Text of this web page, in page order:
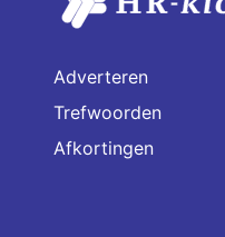
Adverteren
Trefwoorden
Afkortingen